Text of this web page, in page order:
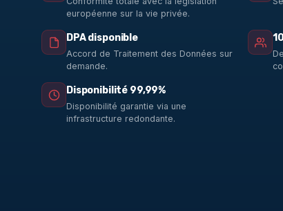
européenne sur la vie privée.
DPA disponible
Accord de Traitement des Données sur
demande.
Disponibilité 99,99%
Disponibilité garantie via une
infrastructure redondante.